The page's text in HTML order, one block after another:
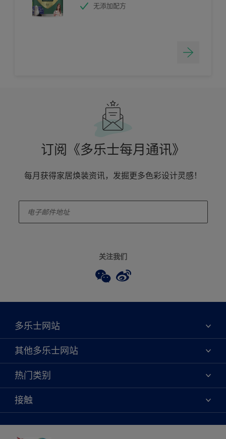
无添加配方
订阅《多乐士每月通讯》
每月获得家居焕装资讯，发掘更多色彩设计灵感！
关注我们
多乐士网站
关于我们
联系我们
查找店铺
绿色工厂
其他多乐士网站
焕新服务
多乐士专业
天猫官方旗舰店
热门类别
颜色
产品
创意灵感
接触
颜色准确性